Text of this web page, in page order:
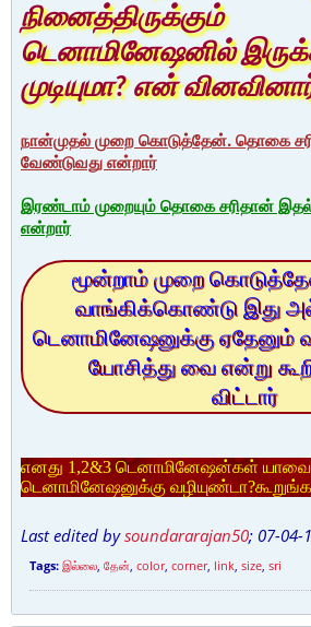
நினைத்திருக்கும்
டெனாமினேஷனில்
முடியுமா? என்
நான்முதல் முறை கொடுத்தேன். தொகை
வேண்டுவது என்றார்
இரண்டாம் முறையும் தொகை சரிதான்
என்றார்
மூன்றாம் முறை
வாங்கிக்கொண்டு இது
டெனாமினேஷனுக்கு ஏதேனும்
யோசித்து வை என்று
விட்டார்
எனது 1,2&3 டெனாமினேஷன்கள்
டெனாமினேஷனுக்கு
Last edited bysoundararajan50; 07-04-
Tags: இல்லை, தேன், color, corner, link, size, sri